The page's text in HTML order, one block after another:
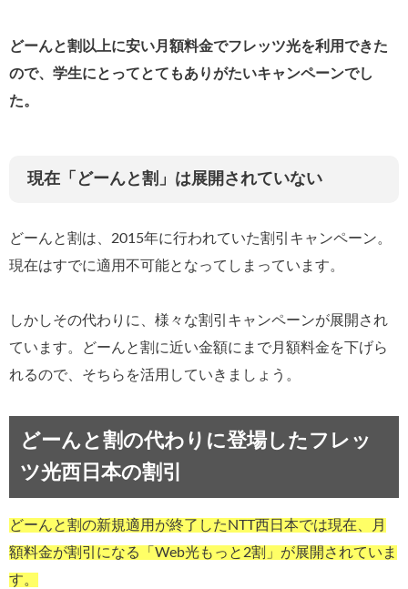
どーんと割以上に安い月額料金でフレッツ光を利用できた
ので、学生にとってとてもありがたいキャンペーンでし
た。
現在「どーんと割」は展開されていない
どーんと割は、2015年に行われていた割引キャンペーン。
現在はすでに適用不可能となってしまっています。
しかしその代わりに、様々な割引キャンペーンが展開され
ています。どーんと割に近い金額にまで月額料金を下げら
れるので、そちらを活用していきましょう。
どーんと割の代わりに登場したフレッ
ツ光西日本の割引
どーんと割の新規適用が終了したNTT西日本では現在、月
額料金が割引になる「Web光もっと2割」が展開されていま
す。